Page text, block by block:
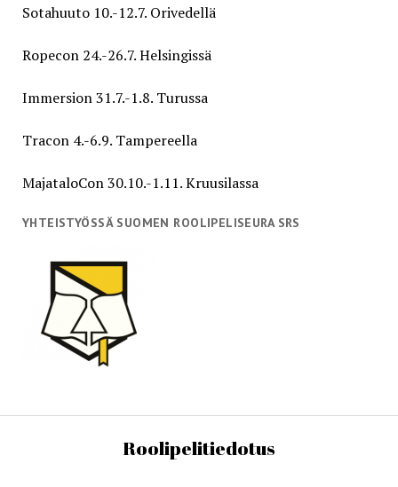
Sotahuuto 10.-12.7. Orivedellä
Ropecon 24.-26.7. Helsingissä
Immersion 31.7.-1.8. Turussa
Tracon 4.-6.9. Tampereella
MajataloCon 30.10.-1.11. Kruusilassa
YHTEISTYÖSSÄ SUOMEN ROOLIPELISEURA SRS
Roolipelitiedotus